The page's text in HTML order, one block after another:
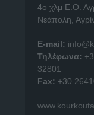
4o χλμ Ε.Ο.
Νεάπολη,
E-mail:
Τηλέφωνα:
32801
Fax: +30